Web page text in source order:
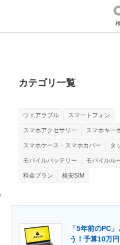
とデバイスの未来
ーの専門メディア
カテゴリ一覧
ウェアラブル スマートフォン
スマホアクセサリー スマホキー
スマホケース・スマホカバー タ
モバイルバッテリー モバイルル
料金プラン 格安SIM
「5年前のPC
う！予算10万